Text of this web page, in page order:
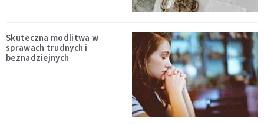
Skuteczna modlitwa w
sprawach trudnych i
beznadziejnych